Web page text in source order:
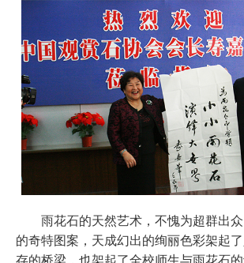
雨花石的天然艺术，不愧为超群出
的奇特图案，天成幻出的绚丽色彩架起
存的桥梁，也架起了全校师生与雨花石